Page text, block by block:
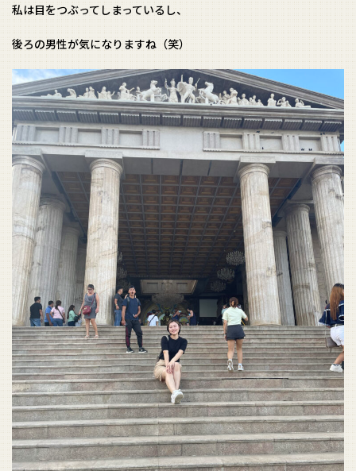
私は目をつぶってしまっているし、
後ろの男性が気になりますね（笑）